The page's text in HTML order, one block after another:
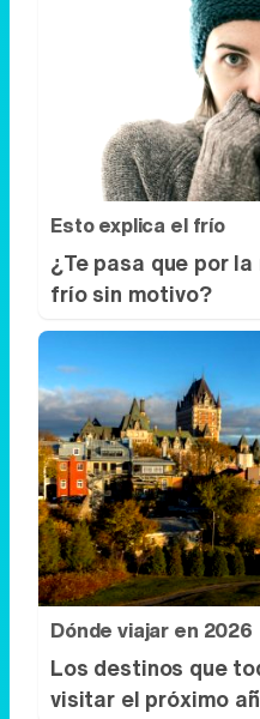
Esto explica el frío
¿Te pasa que por
frío sin motivo?
Dónde viajar en 2026
Los destinos que
visitar el próximo